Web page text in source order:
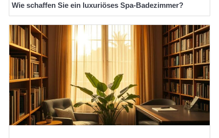
Wie schaffen Sie ein luxuriöses Spa-Badezimmer?